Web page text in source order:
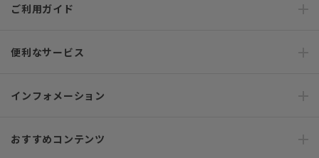
ご利用ガイド
便利なサービス
インフォメーション
おすすめコンテンツ